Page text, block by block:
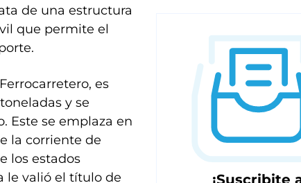
de una estructura
que permite el
es
y se
Este se emplaza en
la corriente de
los estados
le valió el título de